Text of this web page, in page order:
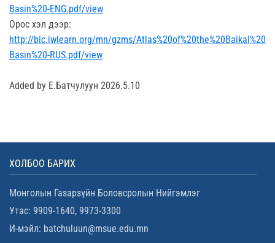
Basin%20-ENG.pdf/view
Орос хэл дээр:
http://bic.iwlearn.org/mn/gzms/Atlas%20of%20the%20Baikal%20
Basin%20-RUS.pdf/view
Added by Е.Батчулуун 2026.5.10
ХОЛБОО БАРИХ
Монголын Газарзүйн Боловсролын Нийгэмлэг
Утас: 9909-1640, 9973-3300
И-мэйл: batchuluun@msue.edu.mn